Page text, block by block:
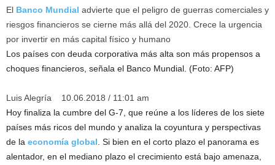
El Banco Mundial advierte que el peligro de guerras comerciales y
riesgos financieros se cierne más allá del 2020. Crece la urgencia
por invertir en más capital físico y humano
Los países con deuda corporativa más alta son más propensos a
choques financieros, señala el Banco Mundial. (Foto: AFP)
Luis Alegría 10.06.2018 / 11:01 am
Hoy finaliza la cumbre del G-7, que reúne a los líderes de los siete
países más ricos del mundo y analiza la coyuntura y perspectivas
de la economía global . Si bien en el corto plazo el panorama es
alentador, en el mediano plazo el crecimiento está bajo amenaza,